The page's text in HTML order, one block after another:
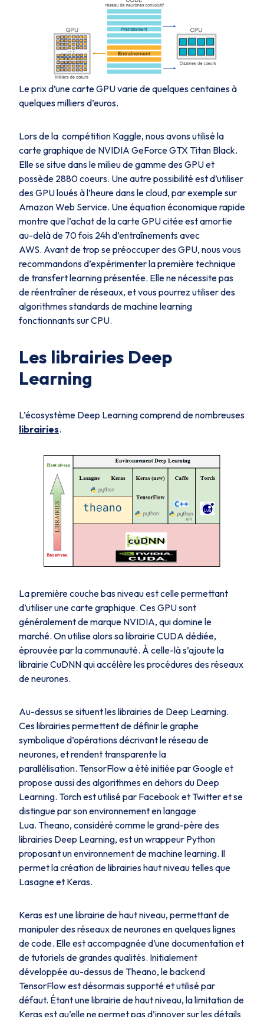
Le prix d’une carte GPU varie de quelques centaines à
quelques milliers d’euros.
Lors de la compétition Kaggle, nous avons utilisé la
carte graphique de NVIDIA GeForce GTX Titan Black.
Elle se situe dans le milieu de gamme des GPU et
possède 2880 coeurs. Une autre possibilité est d’utiliser
des GPU loués à l’heure dans le cloud, par exemple sur
Amazon Web Service. Une équation économique rapide
montre que l’achat de la carte GPU citée est amortie
au-delà de 70 fois 24h d’entraînements avec
AWS. Avant de trop se préoccuper des GPU, nous vous
recommandons d’expérimenter la première technique
de transfert learning présentée. Elle ne nécessite pas
de réentraîner de réseaux, et vous pourrez utiliser des
algorithmes standards de machine learning
fonctionnants sur CPU.
Les librairies Deep
Learning
L’écosystème Deep Learning comprend de nombreuses
librairies.
La première couche bas niveau est celle permettant
d’utiliser une carte graphique. Ces GPU sont
généralement de marque NVIDIA, qui domine le
marché. On utilise alors sa librairie CUDA dédiée,
éprouvée par la communauté. À celle-là s’ajoute la
librairie CuDNN qui accélère les procédures des réseaux
de neurones.
Au-dessus se situent les librairies de Deep Learning.
Ces librairies permettent de définir le graphe
symbolique d’opérations décrivant le réseau de
neurones, et rendent transparente la
parallélisation. TensorFlow a été initiée par Google et
propose aussi des algorithmes en dehors du Deep
Learning. Torch est utilisé par Facebook et Twitter et se
distingue par son environnement en langage
Lua. Theano, considéré comme le grand-père des
librairies Deep Learning, est un wrappeur Python
proposant un environnement de machine learning. Il
permet la création de librairies haut niveau telles que
Lasagne et Keras.
Keras est une librairie de haut niveau, permettant de
manipuler des réseaux de neurones en quelques lignes
de code. Elle est accompagnée d’une documentation et
de tutoriels de grandes qualités. Initialement
développée au-dessus de Theano, le backend
TensorFlow est désormais supporté et utilisé par
défaut. Étant une librairie de haut niveau, la limitation de
Keras est qu’elle ne permet pas d’innover sur les détails